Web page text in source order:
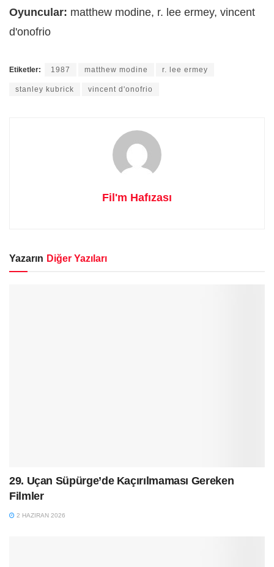
Oyuncular: matthew modine, r. lee ermey, vincent
d'onofrio
Etiketler: 1987 matthew modine r. lee ermey
stanley kubrick vincent d'onofrio
Fil'm Hafızası
Yazarın Diğer Yazıları
29. Uçan Süpürge’de Kaçırılmaması Gereken
Filmler
2 HAZIRAN 2026